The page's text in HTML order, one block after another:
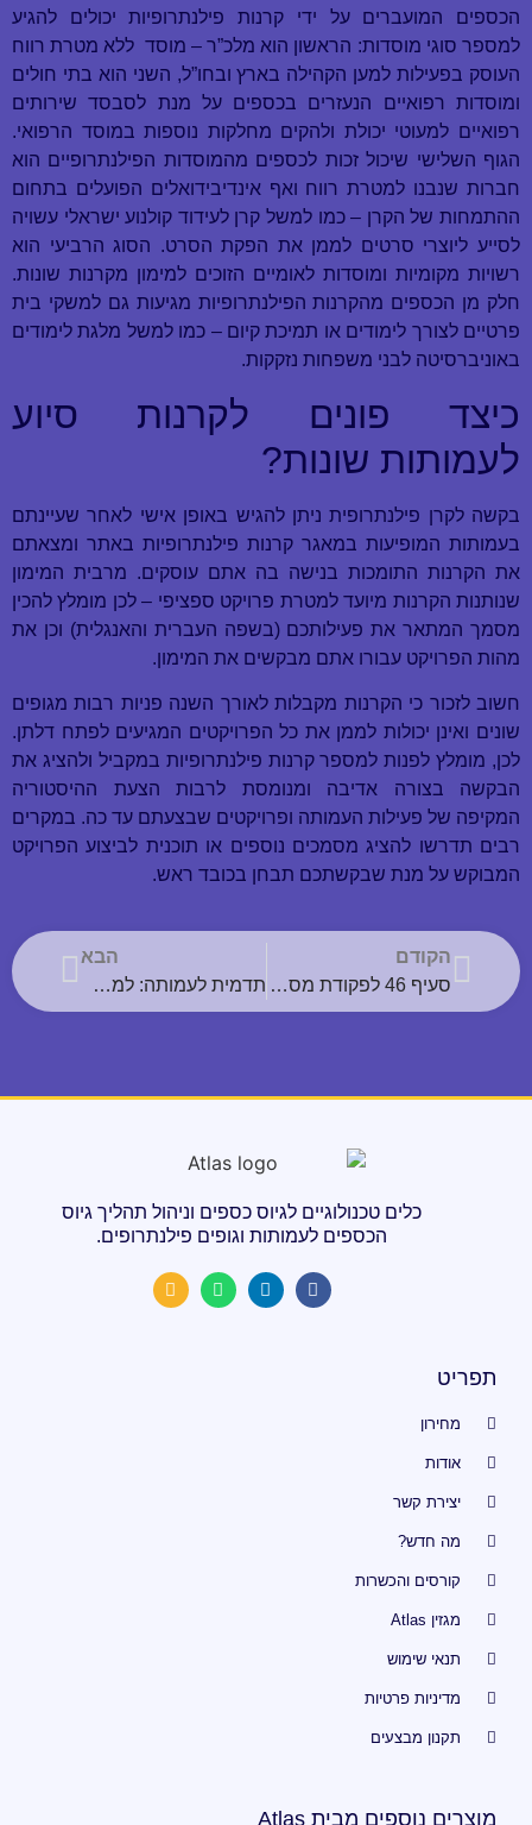
הכספים המועברים על ידי קרנות פילנתרופיות יכולים להגיע
למספר סוגי מוסדות: הראשון הוא מלכ”ר – מוסד ללא מטרת רווח
העוסק בפעילות למען הקהילה בארץ ובחו”ל, השני הוא בתי חולים
ומוסדות רפואיים הנעזרים בכספים על מנת לסבסד שירותים
רפואיים למעוטי יכולת ולהקים מחלקות נוספות במוסד הרפואי.
הגוף השלישי שיכול זכות לכספים מהמוסדות הפילנתרופיים הוא
חברות שנבנו למטרת רווח ואף אינדיבידואלים הפועלים בתחום
ההתמחות של הקרן – כמו למשל קרן לעידוד קולנוע ישראלי עשויה
לסייע ליוצרי סרטים לממן את הפקת הסרט. הסוג הרביעי הוא
רשויות מקומיות ומוסדות לאומיים הזוכים למימון מקרנות שונות.
חלק מן הכספים מהקרנות הפילנתרופיות מגיעות גם למשקי בית
פרטיים לצורך לימודים או תמיכת קיום – כמו למשל מלגת לימודים
באוניברסיטה לבני משפחות נזקקות.
כיצד פונים לקרנות סיוע
לעמותות שונות?
בקשה לקרן פילנתרופית ניתן להגיש באופן אישי לאחר שעיינתם
בעמותות המופיעות במאגר קרנות פילנתרופיות באתר ומצאתם
את הקרנות התומכות בנישה בה אתם עוסקים. מרבית המימון
שנותנות הקרנות מיועד למטרת פרויקט ספציפי – לכן מומלץ להכין
מסמך המתאר את פעילותכם (בשפה העברית והאנגלית) וכן את
מהות הפרויקט עבורו אתם מבקשים את המימון.
חשוב לזכור כי הקרנות מקבלות לאורך השנה פניות רבות מגופים
שונים ואינן יכולות לממן את כל הפרויקטים המגיעים לפתח דלתן.
לכן, מומלץ לפנות למספר קרנות פילנתרופיות במקביל ולהציג את
הבקשה בצורה אדיבה ומנומסת לרבות הצעת ההיסטוריה
המקיפה של פעילות העמותה ופרויקטים שבצעתם עד כה. במקרים
רבים תדרשו להציג מסמכים נוספים או תוכנית לביצוע הפרויקט
המבוקש על מנת שבקשתכם תבחן בכובד ראש.
הקודם
סעיף 46 לפקודת מס הכנסה
הבא
תדמית לעמותה: למה זה חשוב?
כלים טכנולוגיים לגיוס כספים וניהול תהליך גיוס
הכספים לעמותות וגופים פילנתרופים.
תפריט
מחירון
אודות
יצירת קשר
מה חדש?
קורסים והכשרות
מגזין Atlas
תנאי שימוש
מדיניות פרטיות
תקנון מבצעים
מוצרים נוספים מבית Atlas